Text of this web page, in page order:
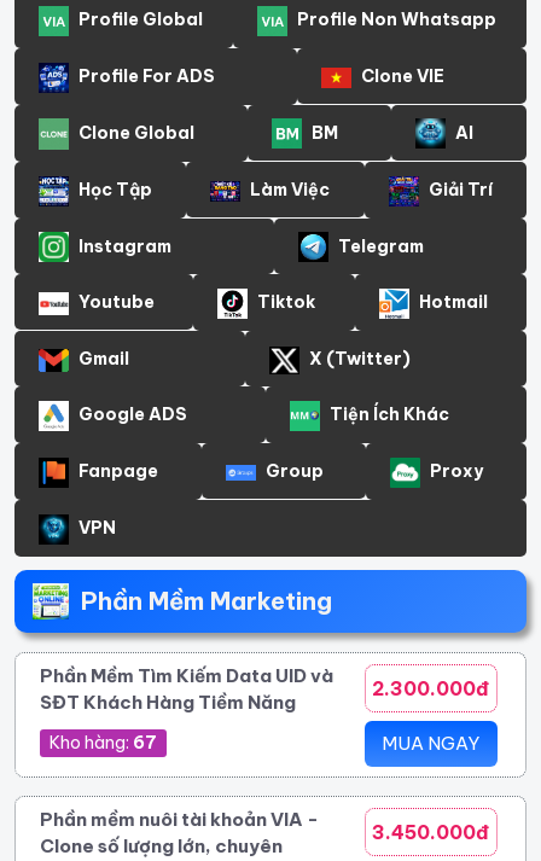
Profile Global Profile Non Whatsapp
Profile For ADS Clone VIE
Clone Global BM AI
Học Tập Làm Việc Giải Trí
Instagram Telegram
Youtube Tiktok Hotmail
Gmail X (Twitter)
Google ADS Tiện Ích Khác
Fanpage Group Proxy
VPN
Phần Mềm Marketing
Phần Mềm Tìm Kiếm Data UID và
SĐT Khách Hàng Tiềm Năng
Kho hàng: 67
2.300.000đ
MUA NGAY
Phần mềm nuôi tài khoản VIA -
Clone số lượng lớn, chuyên
3.450.000đ